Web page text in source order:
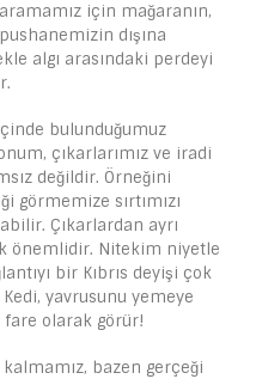
için mağaranın,
dışına
algı arasındaki perdeyi
bulunduğumuz
çıkarlarımız ve iradi
değildir. Örneğini
görmemize sırtımızı
Çıkarlardan ayrı
önemlidir. Nitekim niyetle
bir Kıbrıs deyişi çok
yavrusunu yemeye
olarak görür!
kalmamız, bazen gerçeği